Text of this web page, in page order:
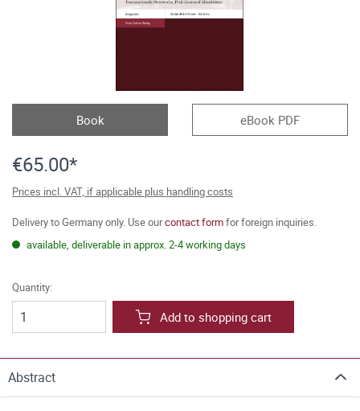
Book eBook PDF
€65.00*
Prices incl. VAT, if applicable plus handling costs
Delivery to Germany only. Use ourcontact formfor foreign inquiries.
available, deliverable in approx. 2-4 working days
Quantity:
Add to shopping cart
Abstract